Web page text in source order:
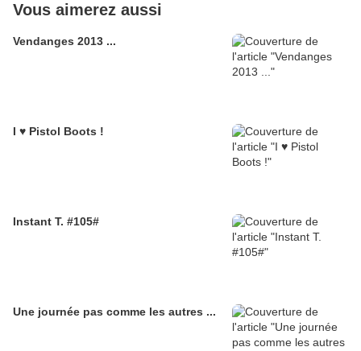
Vous aimerez aussi
Vendanges 2013 ...
I ♥ Pistol Boots !
Instant T. #105#
Une journée pas comme les autres ...